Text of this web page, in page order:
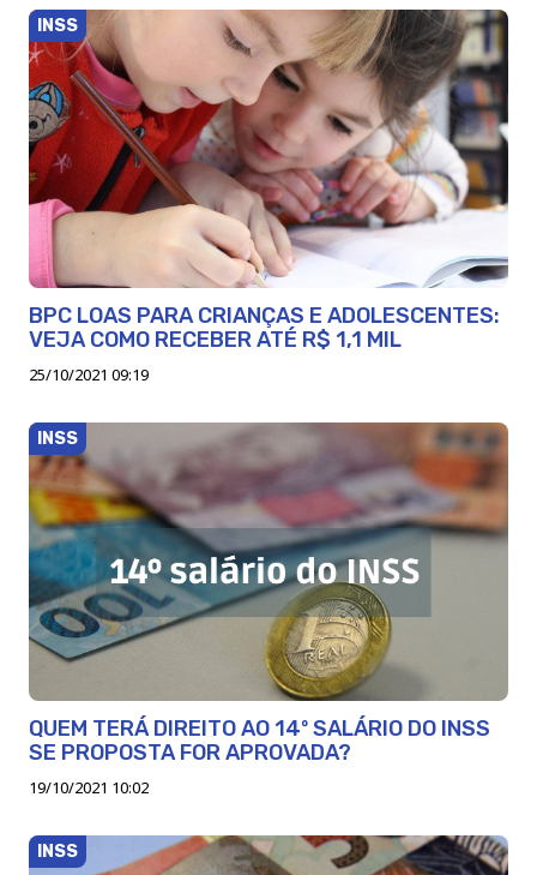
INSS
BPC LOAS PARA CRIANÇAS E ADOLESCENTES:
VEJA COMO RECEBER ATÉ R$ 1,1 MIL
25/10/2021 09:19
INSS
QUEM TERÁ DIREITO AO 14º SALÁRIO DO INSS
SE PROPOSTA FOR APROVADA?
19/10/2021 10:02
INSS